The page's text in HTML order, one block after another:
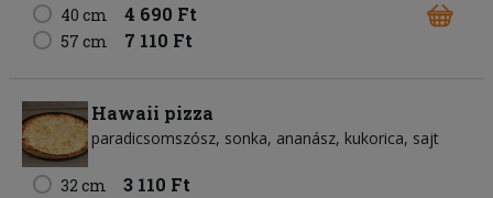
40 cm 4 690 Ft
57 cm 7 110 Ft
Hawaii pizza
paradicsomszósz sonka ananász kukorica sajt
32 cm 3 110 Ft